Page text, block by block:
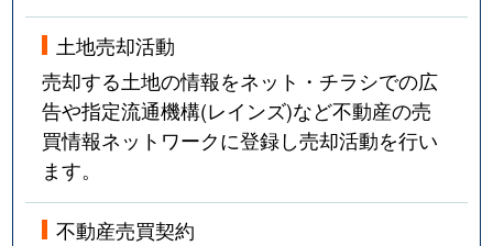
土地売却活動
売却する土地の情報をネット・チラシでの広
告や指定流通機構(レインズ)など不動産の売
買情報ネットワークに登録し売却活動を行い
ます。
不動産売買契約